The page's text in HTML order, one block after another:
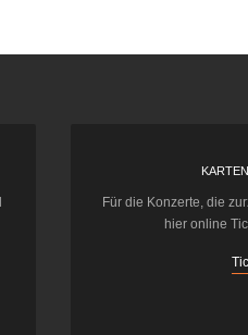
Für die Konzerte, die
hier online